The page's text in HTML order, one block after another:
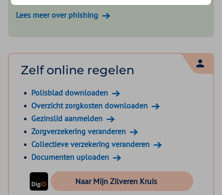
Lees meer over phishing
Zelf online regelen
Polisblad downloaden
Overzicht zorgkosten downloaden
Gezinslid aanmelden
Zorgverzekering veranderen
Collectieve verzekering veranderen
Documenten uploaden
inloggen in mijn zilveren kruis met digid
Naar Mijn Zilveren Kruis